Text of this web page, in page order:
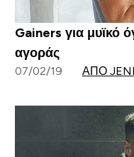
Gainers για μυϊκό
αγοράς
07/02/19 ΑΠΌ